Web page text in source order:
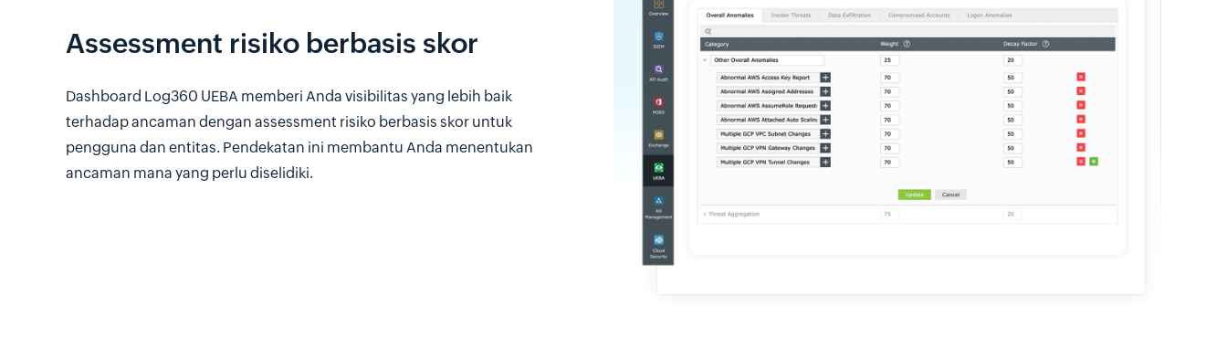
Assessment risiko berbasis skor
Dashboard Log360 UEBA memberi Anda visibilitas yang lebih baik
terhadap ancaman dengan assessment risiko berbasis skor untuk
pengguna dan entitas. Pendekatan ini membantu Anda menentukan
ancaman mana yang perlu diselidiki.